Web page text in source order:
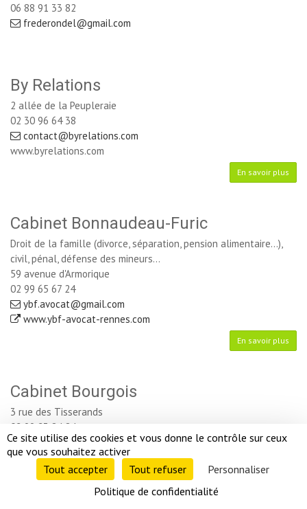
06 88 91 33 82
frederondel@gmail.com
By Relations
2 allée de la Peupleraie
02 30 96 64 38
contact@byrelations.com
www.byrelations.com
En savoir plus
Cabinet Bonnaudeau-Furic
Droit de la famille (divorce, séparation, pension alimentaire...),
civil, pénal, défense des mineurs...
59 avenue d'Armorique
02 99 65 67 24
ybf.avocat@gmail.com
www.ybf-avocat-rennes.com
En savoir plus
Cabinet Bourgois
3 rue des Tisserands
02 99 23 84 84
cabinet-bourgois@cabinet-bourgois.fr
Ce site utilise des cookies et vous donne le contrôle sur ceux
que vous souhaitez activer
Tout accepter
Tout refuser
Personnaliser
Politique de confidentialité